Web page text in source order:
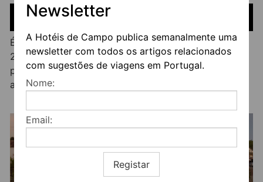
Newsletter
A Hotéis de Campo publica semanalmente uma
newsletter com todos os artigos relacionados
com sugestões de viagens em Portugal.
Nome:
Email:
Registar
PREÇOS
Época baixa a partir de 160€ para Quarto Duplo e
220€ para as Villas. Época Média a partir de 250€
para Quarto Duplo e 300€ para as Villas. Época Alta
a partir de 450€ os Quartos Duplos e 550€ as Villas.